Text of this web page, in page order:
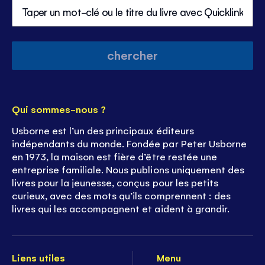
chercher
Liens utiles
Menu
Qui sommes-nous ?
Usborne est l’un des principaux éditeurs
indépendants du monde. Fondée par Peter Usborne
en 1973, la maison est fière d’être restée une
entreprise familiale. Nous publions uniquement des
livres pour la jeunesse, conçus pour les petits
curieux, avec des mots qu’ils comprennent : des
livres qui les accompagnent et aident à grandir.